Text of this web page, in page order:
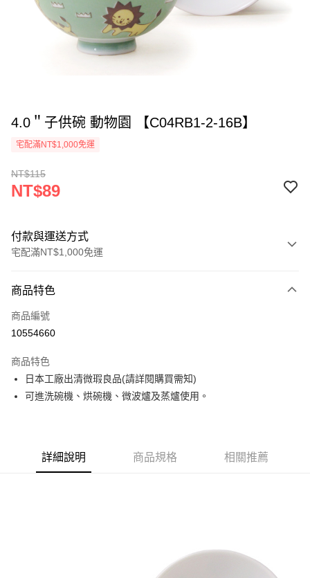
4.0＂子供碗 動物園 【C04RB1-2-16B】
宅配滿NT$1,000免運
NT$115
NT$89
付款與運送方式
宅配滿NT$1,000免運
信用卡一次付款
LINE Pay
運送方式
黑貓外島宅配
每筆NT$360
商品特色
商品編號
10554660
商品特色
日本工廠出清微瑕良品(請詳閱購買需知)
可進洗碗機、烘碗機、微波爐及蒸爐使用。
詳細說明 商品規格 相關推薦